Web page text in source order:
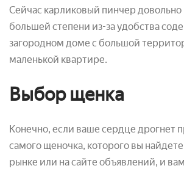
Сейчас карликовый пинчер довольно
большей степени из-за удобства
загородном доме с большой
маленькой квартире.
Выбор щенка
Конечно, если ваше сердце дрогнет
самого щеночка, которого вы
рынке или на сайте объявлений, и